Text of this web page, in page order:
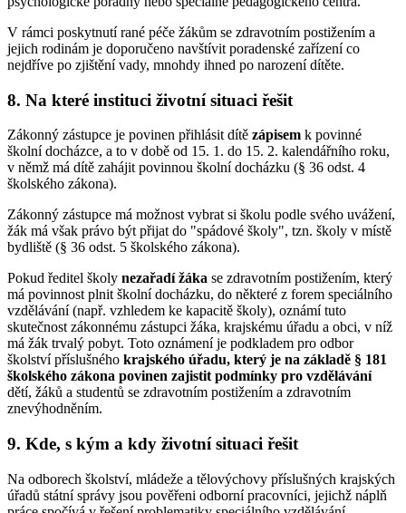
V rámci poskytnutí rané péče žákům se zdravotním postižením a
jejich rodinám je doporučeno navštívit poradenské zařízení co
nejdříve po zjištění vady, mnohdy ihned po narození dítěte.
8. Na které instituci životní situaci řešit
Zákonný zástupce je povinen přihlásit dítě zápisem k povinné
školní docházce, a to v době od 15. 1. do 15. 2. kalendářního roku,
v němž má dítě zahájit povinnou školní docházku (§ 36 odst. 4
školského zákona).
Zákonný zástupce má možnost vybrat si školu podle svého uvážení,
žák má však právo být přijat do "spádové školy", tzn. školy v místě
bydliště (§ 36 odst. 5 školského zákona).
Pokud ředitel školy nezařadí žáka se zdravotním postižením, který
má povinnost plnit školní docházku, do některé z forem speciálního
vzdělávání (např. vzhledem ke kapacitě školy), oznámí tuto
skutečnost zákonnému zástupci žáka, krajskému úřadu a obci, v níž
má žák trvalý pobyt. Toto oznámení je podkladem pro odbor
školství příslušného krajského úřadu, který je na základě § 181
školského zákona povinen zajistit podmínky pro vzdělávání
dětí, žáků a studentů se zdravotním postižením a zdravotním
znevýhodněním.
9. Kde, s kým a kdy životní situaci řešit
Na odborech školství, mládeže a tělovýchovy příslušných krajských
úřadů státní správy jsou pověřeni odborní pracovníci, jejichž náplň